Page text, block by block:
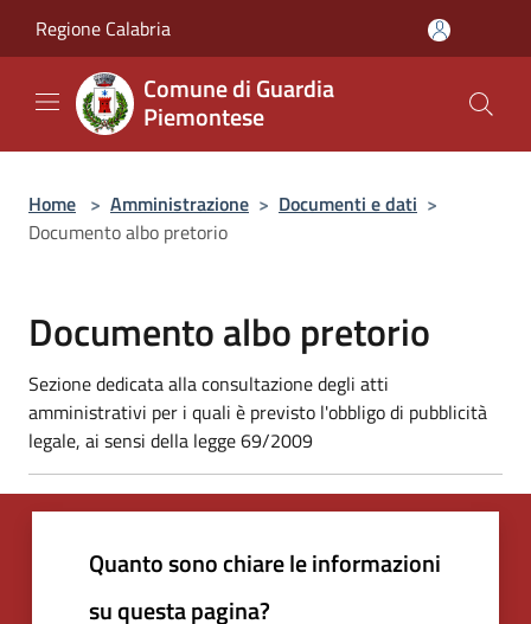
Regione Calabria
Comune di Guardia
Piemontese
Home > Amministrazione > Documenti e dati >
Documento albo pretorio
Documento albo pretorio
Sezione dedicata alla consultazione degli atti
amministrativi per i quali è previsto l'obbligo di pubblicità
legale, ai sensi della legge 69/2009
Quanto sono chiare le informazioni
su questa pagina?